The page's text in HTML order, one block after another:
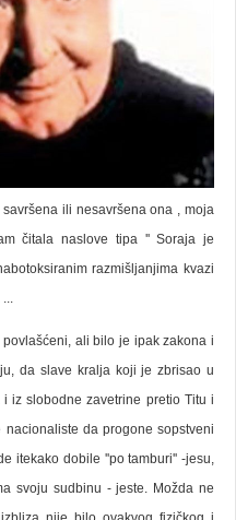
ili nesavršena ona , moja
čitala naslove tipa '' Soraja je
razmišljanjima kvazi
ali bilo je ipak zakona i
da slave kralja koji je zbrisao u
iz slobodne zavetrine pretio Titu i
da progone sopstveni
itekako dobile ''po tamburi'' -jesu,
svoju sudbinu - jeste. Možda ne